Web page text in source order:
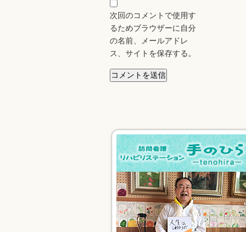
次回のコメントで使用す
るためブラウザーに自分
の名前、メールアドレ
ス、サイトを保存する。